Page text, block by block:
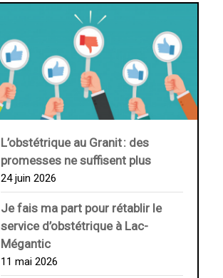
L’obstétrique au ­Granit : des
promesses ne suffisent plus
24 juin 2026
Je fais ma part pour rétablir le
service d’obstétrique à Lac-
Mégantic
11 mai 2026